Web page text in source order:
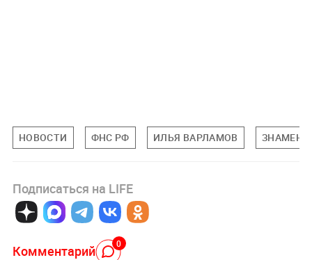
НОВОСТИ ФНС РФ ИЛЬЯ ВАРЛАМОВ
Подписаться на LIFE
Комментарий 0